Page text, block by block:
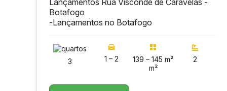
Lançamentos Rua Visconde de Caravelas -
Botafogo
-Lançamentos no Botafogo
3 1 – 2
139 – 145 m²
m²
2